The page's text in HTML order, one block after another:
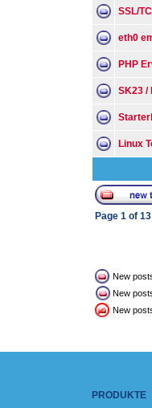
SSL/
eth0
PHP
SK23 /
Linux
Page 1 of 13
New
New
New
PRODUKTE